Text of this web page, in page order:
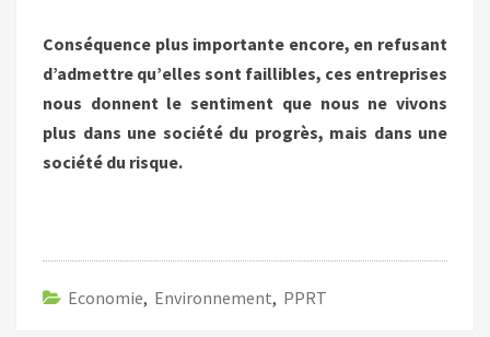
Conséquence plus importante encore, en refusant
d’admettre qu’elles sont faillibles, ces entreprises
nous donnent le sentiment que nous ne vivons
plus dans une société du progrès, mais dans une
société du risque.
Economie, Environnement, PPRT